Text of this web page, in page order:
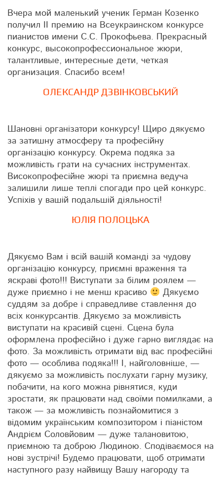
Вчера мой маленький ученик Герман Козенко
получил ІІ премию на Всеукраинском конкурсе
пианистов имени С.С. Прокофьева. Прекрасный
конкурс, высокопрофессиональное жюри,
талантливые, интересные дети, четкая
организация. Спасибо всем!
ОЛЕКСАНДР ДЗВІНКОВСЬКИЙ
Шановні організатори конкурсу! Щиро дякуємо
за затишну атмосферу та професійну
організацію конкурсу. Окрема подяка за
можливість грати на сучасних інструментах.
Високопрофесійне жюрі та приємна ведуча
залишили лише теплі спогади про цей конкурс.
Успіхів у вашій подальшій діяльності!
ЮЛІЯ ПОЛОЦЬКА
Дякуємо Вам і всій вашій команді за чудову
організацію конкурсу, приємні враження та
яскраві фото!!! Виступати за білим роялем —
дуже приємно і не менш красиво
Дякуємо
суддям за добре і справедливе ставлення до
всіх конкурсантів. Дякуємо за можливість
виступати на красивій сцені. Сцена була
оформлена професійно і дуже гарно виглядає на
фото. За можливість отримати від вас професійні
фото — особлива подяка!!! І, найголовніше, —
дякуємо за можливість послухати гарну музику,
побачити, на кого можна рівнятися, куди
зростати, як працювати над своїми помилками, а
також — за можливість познайомитися з
відомим українським композитором і піаністом
Андрієм Соловйовим — дуже талановитою,
приємною та доброю Людиною. Сподіваємося на
нові зустрічі! Будемо працювати, щоб отримати
наступного разу найвищу Вашу нагороду та